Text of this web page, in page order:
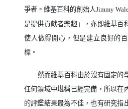
爭者。維基百科的創始人Jimmy
是提供貢獻者樂趣」，亦即維基百
使人做得開心，但是建立良好的
標。
然而維基百科由於沒有固定的
任何領域中堪稱已經完備，所以在
的評鑑結果最為不佳，也有研究指